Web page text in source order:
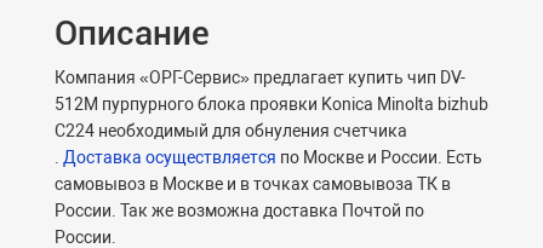
Описание
Компания «ОРГ-Сервис» предлагает купить чип DV-
512M пурпурного блока проявки Konica Minolta bizhub
C224 необходимый для обнуления счетчика
. Доставка осуществляется по Москве и России. Есть
самовывоз в Москве и в точках самовывоза ТК в
России. Так же возможна доставка Почтой по
России.